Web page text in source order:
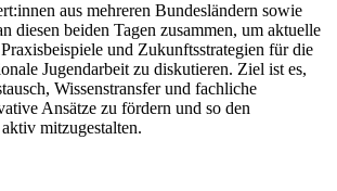
aus mehreren Bundesländern sowie
diesen beiden Tagen zusammen, um aktuelle
und Zukunftsstrategien für die
Jugendarbeit zu diskutieren. Ziel ist es,
Wissenstransfer und fachliche
Ansätze zu fördern und so den
mitzugestalten.